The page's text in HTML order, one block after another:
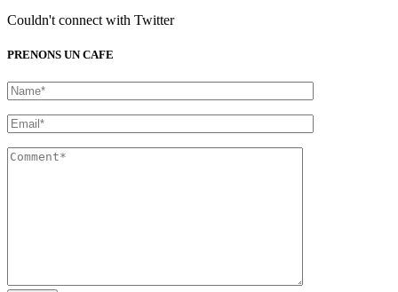
Couldn't connect with Twitter
PRENONS UN CAFE